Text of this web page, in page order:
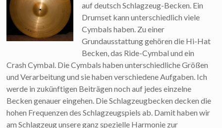
auf deutsch Schlagzeug-Becken. Ein
Drumset kann unterschiedlich viele
Cymbals haben. Zu einer
Grundausstattung gehören die Hi-Hat
Becken, das Ride-Cymbal und ein
Crash Cymbal. Die Cymbals haben unterschiedliche Größen
und Verarbeitung und sie haben verschiedene Aufgaben. Ich
werde in zukünftigen Beiträgen noch auf jedes einzelne
Becken genauer eingehen. Die Schlagzeugbecken decken die
hohen Frequenzen des Schlagzeugspiels ab. Damit haben wir
am Schlagzeug unsere ganz spezielle Harmonie zur